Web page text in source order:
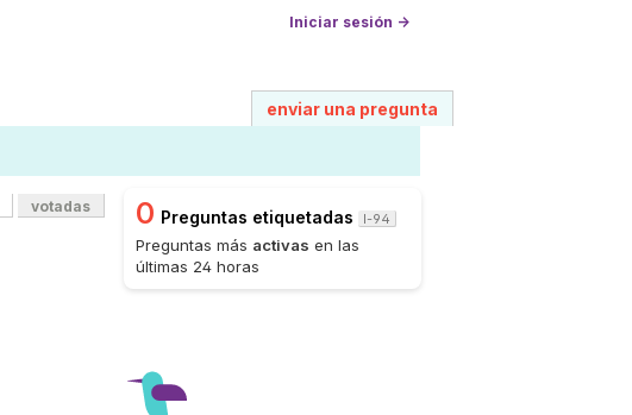
Iniciar sesión →
enviar una pregunta
votadas 0 Preguntas etiquetadas I-94
Preguntas más activas en las
últimas 24 horas